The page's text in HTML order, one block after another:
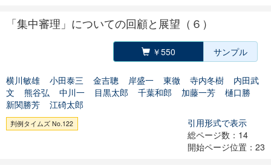
「集中審理」についての回顧と展望（６）
￥550 サンプル
横川敏雄 小田泰三 金吉聰 岸盛一 東徹 寺内冬樹
内田武
文
熊谷弘 中川一 目黒太郎 千葉和郎 加藤一芳
樋口勝
新関勝芳
江碕太郎
判例タイムズ No.122
引用形式で表示
総ページ数：14
開始ページ位置：23